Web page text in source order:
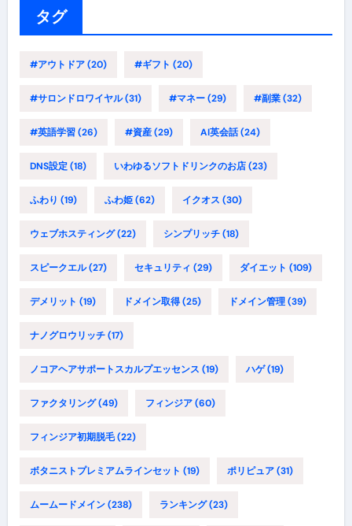
タグ
#アウトドア(20) #ギフト (20)
#サロンドロワイヤル(31) #マネー(29) #副業(32)
#英語学習(26) #資産(29) AI英会話(24)
DNS設定(18) いわゆるソフトドリンクのお店(23)
ふわり (19) ふわ姫(62) イクオス (30)
ウェブホスティング(22) シンプリッチ(18)
スピークエル(27) セキュリティ (29) ダイエット (109)
デメリット (19) ドメイン取得(25) ドメイン管理(39)
ナノグロウリッチ(17)
ノコアヘアサポートスカルプエッセンス (19) ハゲ(19)
ファクタリング(49) フィンジア(60)
フィンジア初期脱毛(22)
ボタニストプレミアムラインセット (19) ポリピュア(31)
ムームードメイン(238) ランキング(23)